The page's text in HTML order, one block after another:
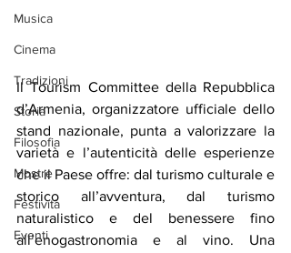
Musica
Cinema
Tradizioni
Storia
Filosofia
Mostre
Festività
Eventi
Il Tourism Committee della Repubblica
d’Armenia, organizzatore ufficiale dello
stand nazionale, punta a valorizzare la
varietà e l’autenticità delle esperienze
che il Paese offre: dal turismo culturale e
storico all’avventura, dal turismo
naturalistico e del benessere fino
all’enogastronomia e al vino. Una